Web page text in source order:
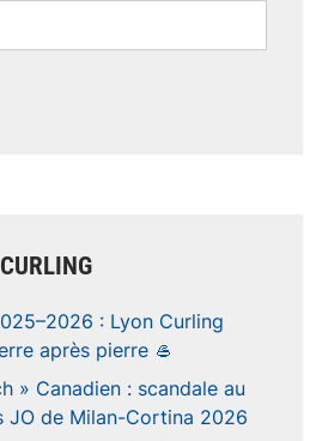
: Lyon Curling
après pierre 🥌
» Canadien : scandale au
JO de Milan-Cortina 2026